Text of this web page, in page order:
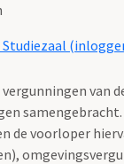
Studiezaal
van
samengebracht.
de voorloper